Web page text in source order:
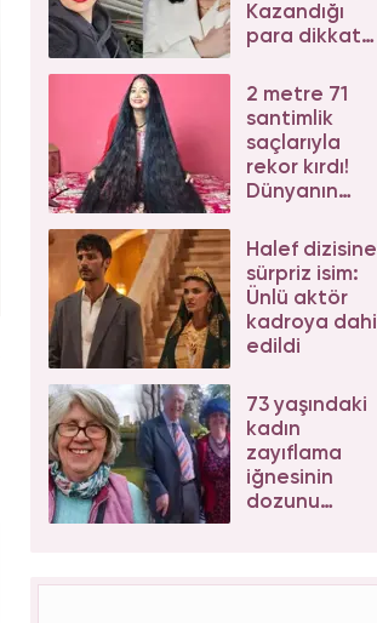
Kazandığı
para dikkat
2 metre 71
santimlik
saçlarıyla
rekor kırdı!
Dünyanın
uzun saçlı
kadını
Halef dizisine
sürpriz isim:
Ünlü aktör
kadroya dahil
edildi
73 yaşındaki
kadın
zayıflama
iğnesinin
dozunu